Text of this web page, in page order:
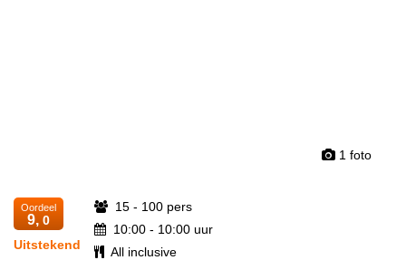
1 foto
Oordeel
9, 0
Uitstekend
15 - 100 pers
10:00 - 10:00 uur
All inclusive